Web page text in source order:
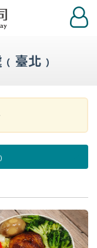
登
入
臺北﹚